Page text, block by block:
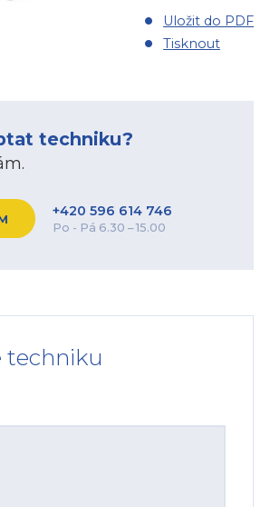
Uložit do PDF
Tisknout
techniku?
+420 596 614 746
Po - Pá 6.30 – 15.00
techniku